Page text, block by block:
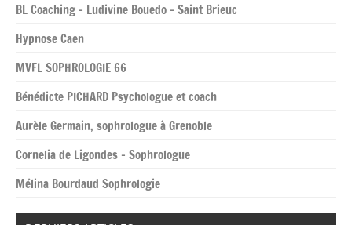
BL Coaching – Ludivine Bouedo – Saint Brieuc
Hypnose Caen
MVFL SOPHROLOGIE 66
Bénédicte PICHARD Psychologue et coach
Aurèle Germain, sophrologue à Grenoble
Cornelia de Ligondes – Sophrologue
Mélina Bourdaud Sophrologie